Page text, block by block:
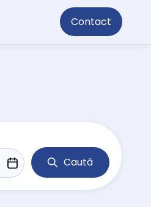
Contact
Caută